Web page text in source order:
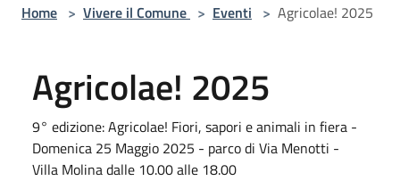
Home > Vivere il Comune > Eventi > Agricolae! 2025
Agricolae! 2025
9° edizione: Agricolae! Fiori, sapori e animali in fiera -
Domenica 25 Maggio 2025 - parco di Via Menotti -
Villa Molina dalle 10.00 alle 18.00